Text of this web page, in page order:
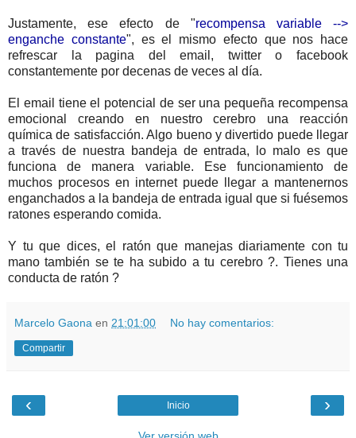
Justamente, ese efecto de "recompensa variable -->
enganche constante", es el mismo efecto que nos hace
refrescar la pagina del email, twitter o facebook
constantemente por decenas de veces al día.
El email tiene el potencial de ser una pequeña recompensa
emocional creando en nuestro cerebro una reacción
química de satisfacción. Algo bueno y divertido puede llegar
a través de nuestra bandeja de entrada, lo malo es que
funciona de manera variable. Ese funcionamiento de
muchos procesos en internet puede llegar a mantenernos
enganchados a la bandeja de entrada igual que si fuésemos
ratones esperando comida.
Y tu que dices, el ratón que manejas diariamente con tu
mano también se te ha subido a tu cerebro ?. Tienes una
conducta de ratón ?
Marcelo Gaona en 21:01:00 No hay comentarios:
Compartir
‹ ›
Inicio
Ver versión web